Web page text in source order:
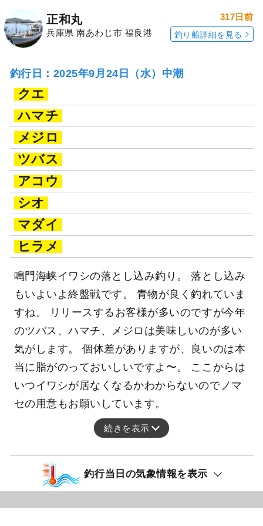
正和丸
兵庫県 南あわじ市 福良港
317日前
釣り船詳細を見る
釣行日：2025年9月24日（水）中潮
クエ
ハマチ
メジロ
ツバス
アコウ
シオ
マダイ
ヒラメ
鳴門海峡イワシの落とし込み釣り。 落とし込み
もいよいよ終盤戦です。 青物が良く釣れていま
すね。 リリースするお客様が多いのですが今年
のツバス、ハマチ、メジロは美味しいのが多い
気がします。 個体差がありますが、良いのは本
当に脂がのっておいしいですよ〜。 ここからは
いつイワシが居なくなるかわからないのでノマ
セの用意もお願いしています。
続きを表示
釣行当日の気象情報を表示